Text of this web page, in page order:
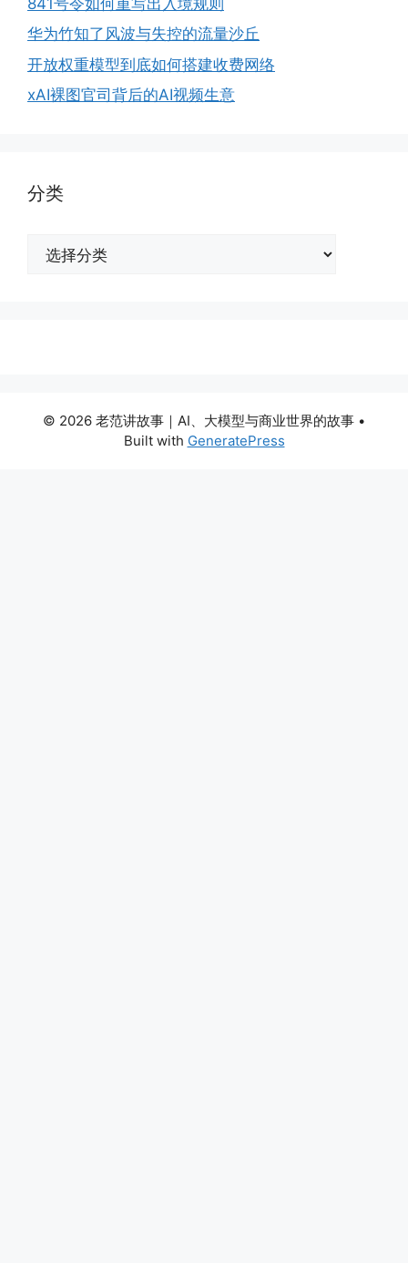
华为竹知了风波与失控的流量沙丘
开放权重模型到底如何搭建收费网络
xAI裸图官司背后的AI视频生意
分类
© 2026 老范讲故事｜AI、大模型与商业世界的故事 •
Built with GeneratePress